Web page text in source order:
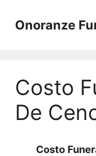
contenuto
Onoranze
Costo
De
Costo